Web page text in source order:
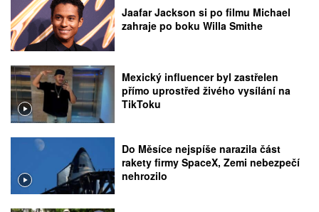
Jaafar Jackson si po filmu Michael
zahraje po boku Willa Smithe
Mexický influencer byl zastřelen
přímo uprostřed živého vysílání na
TikToku
Do Měsíce nejspíše narazila část
rakety firmy SpaceX, Zemi nebezpečí
nehrozilo